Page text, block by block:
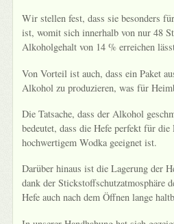
Wir stellen fest, dass sie besonders
ist, womit sich innerhalb von nur 48
Alkoholgehalt von 14 % erreichen
Von Vorteil ist auch, dass ein Paket
Alkohol zu produzieren, was für
Die Tatsache, dass der Alkohol
bedeutet, dass die Hefe perfekt für
hochwertigem Wodka geeignet ist.
Darüber hinaus ist die Lagerung der
dank der Stickstoffschutzatmosphäre
Hefe auch nach dem Öffnen lange